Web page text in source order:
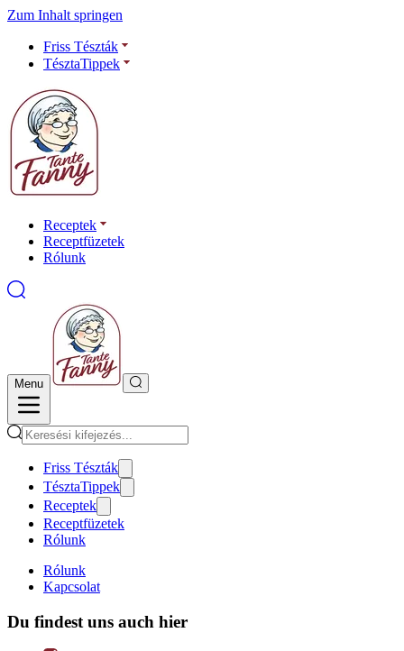
Zum Inhalt springen
Friss Tészták
TésztaTippek
Receptek
Receptfüzetek
Rólunk
Menu
Friss Tészták
TésztaTippek
Receptek
Receptfüzetek
Rólunk
Rólunk
Kapcsolat
Du findest uns auch hier